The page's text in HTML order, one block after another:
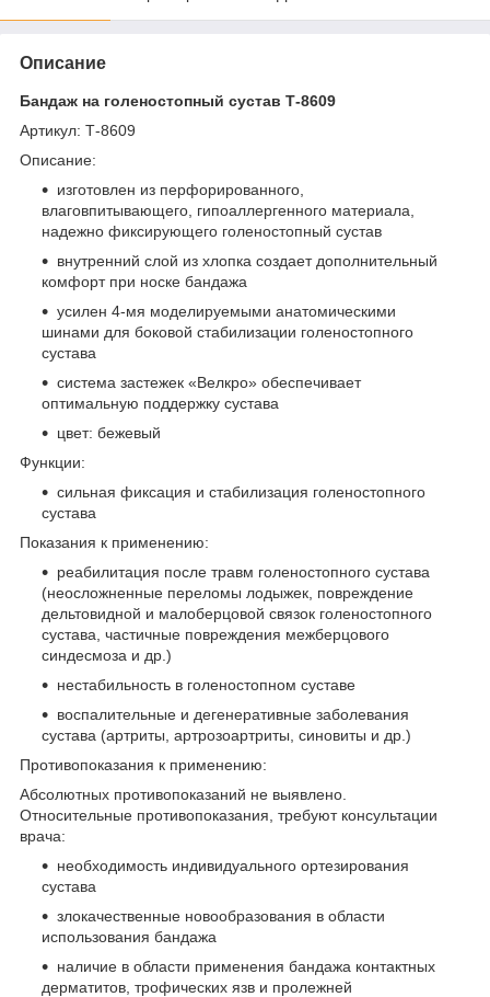
Описание
Бандаж на голеностопный сустав Т-8609
Артикул: Т-8609
Описание:
изготовлен из перфорированного,
влаговпитывающего, гипоаллергенного материала,
надежно фиксирующего голеностопный сустав
внутренний слой из хлопка создает дополнительный
комфорт при носке бандажа
усилен 4-мя моделируемыми анатомическими
шинами для боковой стабилизации голеностопного
сустава
система застежек «Велкро» обеспечивает
оптимальную поддержку сустава
цвет: бежевый
Функции:
сильная фиксация и стабилизация голеностопного
сустава
Показания к применению:
реабилитация после травм голеностопного сустава
(неосложненные переломы лодыжек, повреждение
дельтовидной и малоберцовой связок голеностопного
сустава, частичные повреждения межберцового
синдесмоза и др.)
нестабильность в голеностопном суставе
воспалительные и дегенеративные заболевания
сустава (артриты, артрозоартриты, синовиты и др.)
Противопоказания к применению:
Абсолютных противопоказаний не выявлено.
Относительные противопоказания, требуют консультации
врача:
необходимость индивидуального ортезирования
сустава
злокачественные новообразования в области
использования бандажа
наличие в области применения бандажа контактных
дерматитов, трофических язв и пролежней